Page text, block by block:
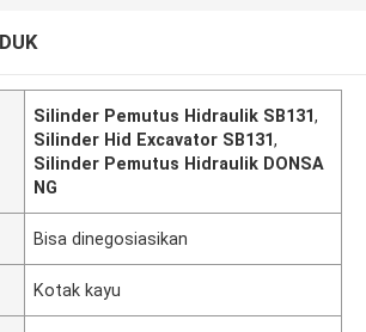
Silinder Pemutus Hidraulik SB131,
Silinder Hid Excavator SB131,
Silinder Pemutus Hidraulik DONSA
NG
Bisa dinegosiasikan
Kotak kayu